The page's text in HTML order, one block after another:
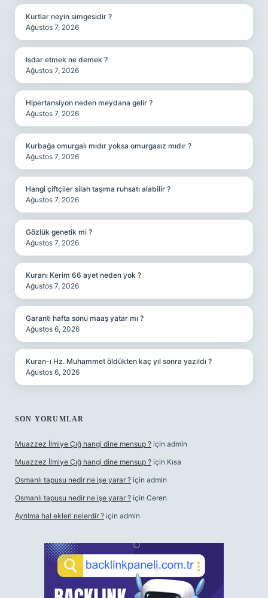
Kurtlar neyin simgesidir ?
Ağustos 7, 2026
Isdar etmek ne demek ?
Ağustos 7, 2026
Hipertansiyon neden meydana gelir ?
Ağustos 7, 2026
Kurbağa omurgalı mıdır yoksa omurgasız mıdır ?
Ağustos 7, 2026
Hangi çiftçiler silah taşıma ruhsatı alabilir ?
Ağustos 7, 2026
Gözlük genetik mi ?
Ağustos 7, 2026
Kuranı Kerim 66 ayet neden yok ?
Ağustos 7, 2026
Garanti hafta sonu maaş yatar mı ?
Ağustos 6, 2026
Kuran-ı Hz. Muhammet öldükten kaç yıl sonra yazıldı ?
Ağustos 6, 2026
SON YORUMLAR
Muazzez İlmiye Çığ hangi dine mensup ? için admin
Muazzez İlmiye Çığ hangi dine mensup ? için Kısa
Osmanlı tapusu nedir ne işe yarar ? için admin
Osmanlı tapusu nedir ne işe yarar ? için Ceren
Ayrılma hal ekleri nelerdir ? için admin